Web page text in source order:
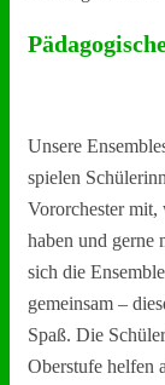
Unsere
spielen
Vororchester mit,
haben und gerne
sich die
gemeinsam –
Spaß. Die
Oberstufe helfen